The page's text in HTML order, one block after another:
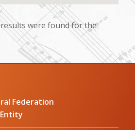
were found for the
Federation